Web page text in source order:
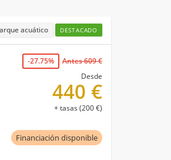
acuático DESTACADO
Financiación disponible
-27.75%
Antes 609 €
Desde
440 €
+ tasas (200 €)